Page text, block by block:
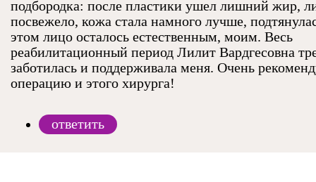
подбородка: после пластики ушел лишний жир,
посвежело, кожа стала намного лучше,
этом лицо осталось естественным, моим. Весь
реабилитационный период Лилит Вардгесовна
заботилась и поддерживала меня. Очень
операцию и этого хирурга!
ответить